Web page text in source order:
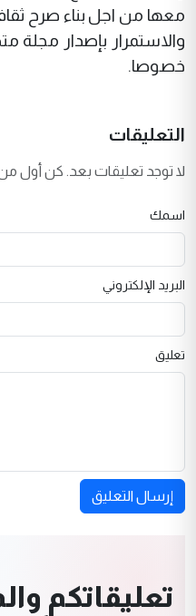
معها من اجل بناء صرح
والاستمرار بإصدار مجلة
خصوصا.
التعليقات
لا توجد تعليقات بعد. كن أول
اسمك
البريد الإلكتروني
تعليق
إرسال التعليق
تعليقاتكم